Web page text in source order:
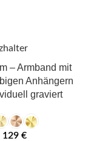
– Armband mit
Anhängern
graviert
129 €